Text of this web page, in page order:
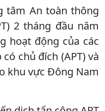
tâm An toàn thông
2 tháng đầu năm
hoạt động của các
chủ đích (APT) và
khu vực Đông Nam